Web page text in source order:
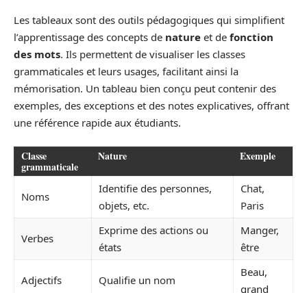
Les tableaux sont des outils pédagogiques qui simplifient
l’apprentissage des concepts de nature et de fonction
des mots. Ils permettent de visualiser les classes
grammaticales et leurs usages, facilitant ainsi la
mémorisation. Un tableau bien conçu peut contenir des
exemples, des exceptions et des notes explicatives, offrant
une référence rapide aux étudiants.
Classe
grammaticale
Nature Exemple
Noms
Identifie des personnes,
objets, etc.
Chat,
Paris
Verbes
Exprime des actions ou
états
Manger,
être
Adjectifs Qualifie un nom
Beau,
grand